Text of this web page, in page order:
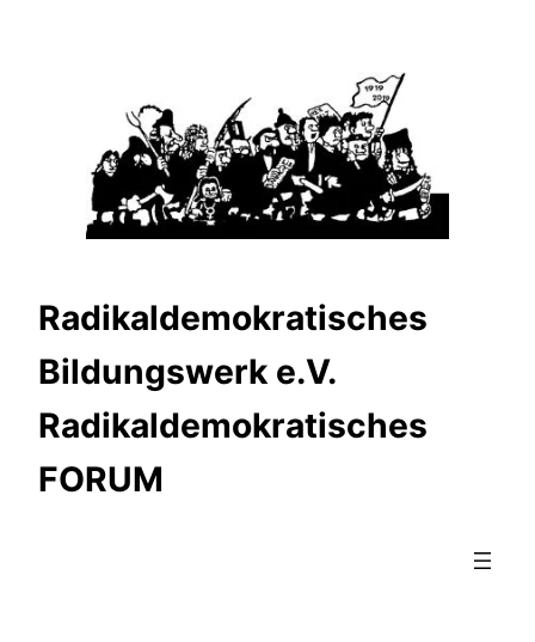
Radikaldemokratisches
Bildungswerk e.V.
Radikaldemokratisches
FORUM